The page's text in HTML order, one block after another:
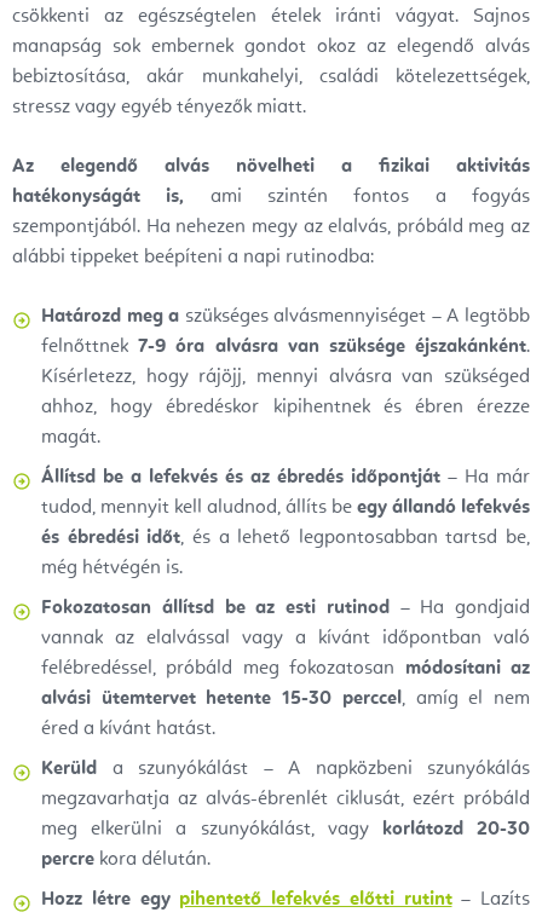
csökkenti az egészségtelen ételek iránti vágyat. Sajnos
manapság sok embernek gondot okoz az elegendő alvás
bebiztosítása, akár munkahelyi, családi kötelezettségek,
stressz vagy egyéb tényezők miatt.
Az elegendő alvás növelheti a fizikai aktivitás
hatékonyságát is, ami szintén fontos a fogyás
szempontjából. Ha nehezen megy az elalvás, próbáld meg az
alábbi tippeket beépíteni a napi rutinodba:
Határozd meg a szükséges alvásmennyiséget – A legtöbb
felnőttnek7-9 óra alvásra van szüksége éjszakánként.
Kísérletezz, hogy rájöjj, mennyi alvásra van szükséged
ahhoz, hogy ébredéskor kipihentnek és ébren érezze
magát.
Állítsd be a lefekvés és az ébredés időpontját – Ha már
tudod, mennyit kell aludnod, állíts be egy állandó lefekvés
és ébredési időt, és a lehető legpontosabban tartsd be,
még hétvégén is.
Fokozatosan állítsd be az esti rutinod– Ha gondjaid
vannak az elalvással vagy a kívánt időpontban való
felébredéssel, próbáld meg fokozatosan módosítani az
alvási ütemtervet hetente 15-30 perccel, amíg el nem
éred a kívánt hatást.
Kerüld a szunyókálást – A napközbeni szunyókálás
megzavarhatja az alvás-ébrenlét ciklusát, ezért próbáld
meg elkerülni a szunyókálást, vagy korlátozd 20-30
percre kora délután.
Hozz létre egy pihentető lefekvés előtti rutint– Lazíts